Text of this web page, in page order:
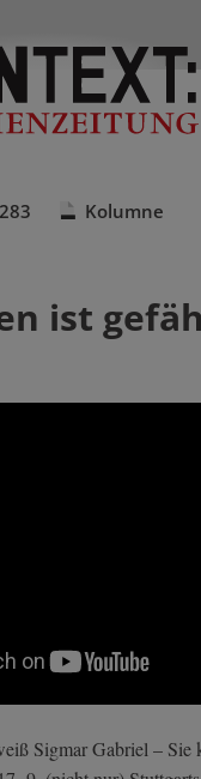
Kolumne
ist
Sigmar Gabriel – Sie